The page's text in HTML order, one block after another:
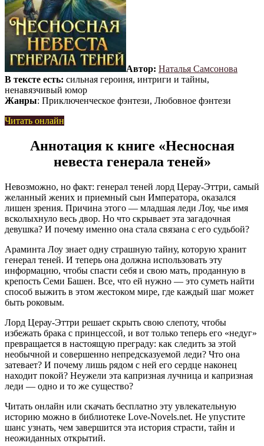
Автор: Наталья Самсонова
В тексте есть: сильная героиня, интриги и тайны,
ненавязчивый юмор
Жанры: Приключенческое фэнтези, Любовное фэнтези
Читать онлайн
Аннотация к книге «Несносная
невеста генерала теней»
Невозможно, но факт: генерал теней лорд Церау-Эттри, самый
желанный жених и приемный сын Императора, оказался
лишен зрения. Причина этого — младшая леди Лоу, чье имя
всколыхнуло весь двор. Но что скрывает эта загадочная
девушка? И почему именно она стала связана с его судьбой?
Араминта Лоу знает одну страшную тайну, которую хранит
генерал теней. И теперь она должна использовать эту
информацию, чтобы спасти себя и свою мать, проданную в
крепость Семи Башен. Все, что ей нужно — это суметь найти
способ выжить в этом жестоком мире, где каждый шаг может
быть роковым.
Лорд Церау-Эттри решает скрыть свою слепоту, чтобы
избежать брака с принцессой, и вот только теперь его «недуг»
превращается в настоящую преграду: как следить за этой
необычной и совершенно непредсказуемой леди? Что она
затевает? И почему лишь рядом с ней его сердце наконец
находит покой? Неужели эта капризная лучница и капризная
леди — одно и то же существо?
Читать онлайн или скачать бесплатно эту увлекательную
историю можно в библиотеке Love-Novels.net. Не упустите
шанс узнать, чем завершится эта история страсти, тайн и
неожиданных открытий.